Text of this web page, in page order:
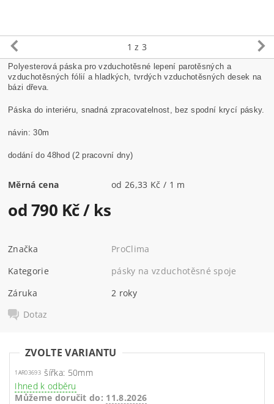
1 z 3
Polyesterová páska pro vzduchotěsné lepení parotěsných a
vzduchotěsných fólií a hladkých, tvrdých vzduchotěsných desek na
bázi dřeva.
Páska do interiéru, snadná zpracovatelnost, bez spodní krycí pásky.
návin: 30m
dodání do 48hod (2 pracovní dny)
Měrná cena od 26,33 Kč / 1 m
od 790 Kč/ ks
Značka
ProClima
Kategorie
pásky na vzduchotěsné spoje
Záruka
2 roky
Dotaz
ZVOLTE VARIANTU
1AR03693 šířka: 50mm
Ihned k odběru
Můžeme doručit do: 11.8.2026